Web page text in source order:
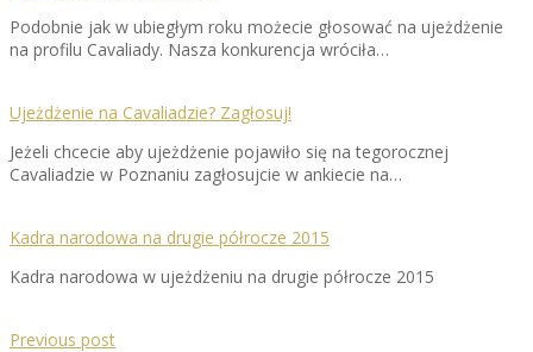
Podobnie jak w ubiegłym roku możecie głosować na ujeżdżenie
na profilu Cavaliady. Nasza konkurencja wróciła…
Ujeżdżenie na Cavaliadzie? Zagłosuj!
Jeżeli chcecie aby ujeżdżenie pojawiło się na tegorocznej
Cavaliadzie w Poznaniu zagłosujcie w ankiecie na…
Kadra narodowa na drugie półrocze 2015
Kadra narodowa w ujeżdżeniu na drugie półrocze 2015
Previous post